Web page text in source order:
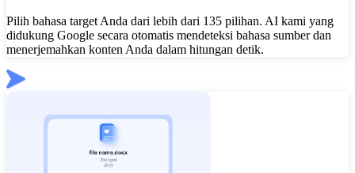
Pilih bahasa target Anda dari lebih dari 135 pilihan. AI kami yang
didukung Google secara otomatis mendeteksi bahasa sumber dan
menerjemahkan konten Anda dalam hitungan detik.